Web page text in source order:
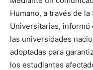
Humano, a través de
Universitarias, informó
las universidades
adoptadas para
los estudiantes